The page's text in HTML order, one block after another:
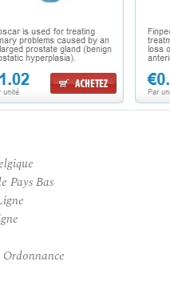
Pays Bas